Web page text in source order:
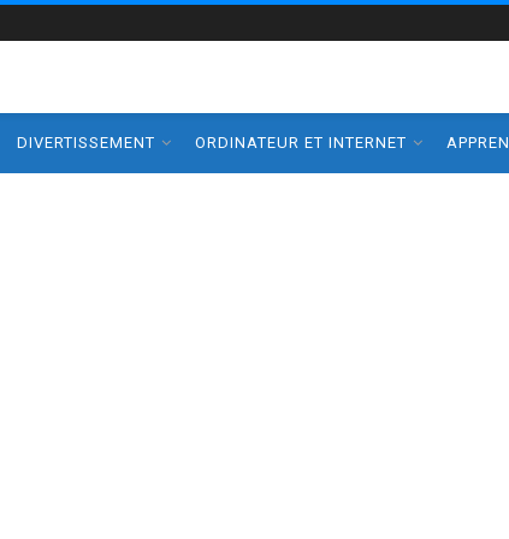
DIVERTISSEMENT ORDINATEUR ET INTERNET